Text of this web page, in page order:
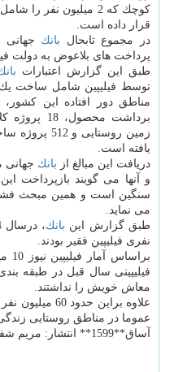
قرار داده است.
در مجموع تابحال بانك جهانی با
پرداخت های بلاعوض به دولت
طبق این گزارش اعتبارات
زمین
یافته است.
دریافت این مبالغ از بانك جهانی
و آنها می گویند بازپرداخت
سنگین است و همین مبحث
می نماید.
طبق گزارش این بانك
نفری فیلیپین فقیر بودند.
فیلیپینی سال قبل در طبقه
معاش خویش را نداشتند.
عموما در مناطق روستایی
آساق**1599** انتشار: مریم شفیعی